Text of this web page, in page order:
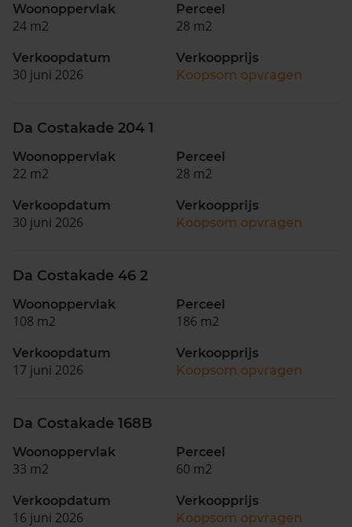
Woonoppervlak
24 m2
Perceel
28 m2
Verkoopdatum
30 juni 2026
Verkoopprijs
Koopsom opvragen
Da Costakade 204 1
Woonoppervlak
22 m2
Perceel
28 m2
Verkoopdatum
30 juni 2026
Verkoopprijs
Koopsom opvragen
Da Costakade 46 2
Woonoppervlak
108 m2
Perceel
186 m2
Verkoopdatum
17 juni 2026
Verkoopprijs
Koopsom opvragen
Da Costakade 168B
Woonoppervlak
33 m2
Perceel
60 m2
Verkoopdatum
16 juni 2026
Verkoopprijs
Koopsom opvragen